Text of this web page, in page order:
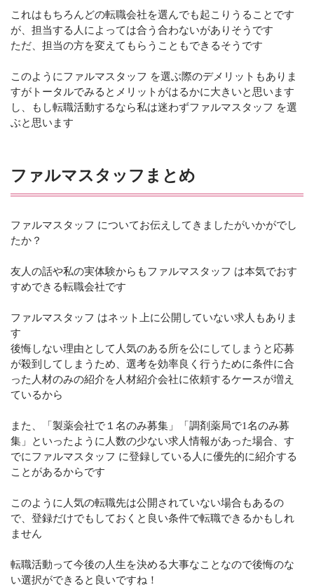
これはもちろんどの転職会社を選んでも起こりうることです
が、担当する人によっては合う合わないがありそうです
ただ、担当の方を変えてもらうこともできるそうです
このようにファルマスタッフ を選ぶ際のデメリットもありま
すがトータルでみるとメリットがはるかに大きいと思います
し、もし転職活動するなら私は迷わずファルマスタッフ を選
ぶと思います
ファルマスタッフまとめ
ファルマスタッフ についてお伝えしてきましたがいかがでし
たか？
友人の話や私の実体験からもファルマスタッフ は本気でおす
すめできる転職会社です
ファルマスタッフ はネット上に公開していない求人もありま
す
後悔しない理由として人気のある所を公にしてしまうと応募
が殺到してしまうため、選考を効率良く行うために条件に合
った人材のみの紹介を人材紹介会社に依頼するケースが増え
ているから
また、「製薬会社で１名のみ募集」「調剤薬局で1名のみ募
集」といったように人数の少ない求人情報があった場合、す
でにファルマスタッフ に登録している人に優先的に紹介する
ことがあるからです
このように人気の転職先は公開されていない場合もあるの
で、登録だけでもしておくと良い条件で転職できるかもしれ
ません
転職活動って今後の人生を決める大事なことなので後悔のな
い選択ができると良いですね！